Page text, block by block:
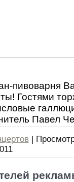
пивоварня
Гостями
Павел
|